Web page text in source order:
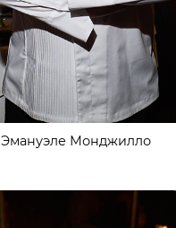
Эмануэле Монджилло